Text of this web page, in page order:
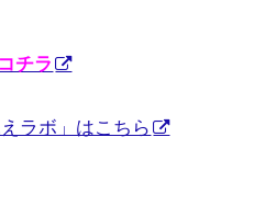
チラ
ラボ」はこちら